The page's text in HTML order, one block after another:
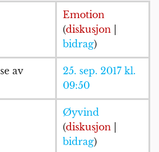
Emotion
(diskusjon|
bidrag)
av
25. sep. 2017 kl.
09:50
Øyvind
(diskusjon|
bidrag)